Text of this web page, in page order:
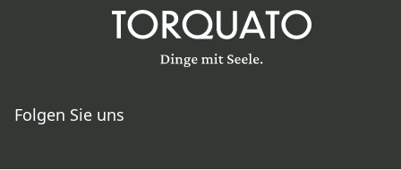
Folgen Sie uns